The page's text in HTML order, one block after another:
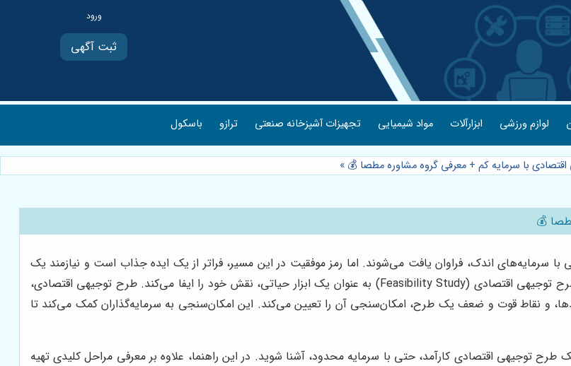
ثبت آگهی
لوازم ورزشی ابزارآلات مواد شیمیایی تجهیزات آشپزخانه صنعتی ترازو باسکول
با سرمایه کم + معرفی گروه مشاوره مطصا 💰 »
💰
با سرمایه‌های اندک، فراوان یافت می‌شوند. اما رمز موفقیت در این مسیر، فراتر از یک ایده جذاب است و نیازمند یک
برنامه‌ریزی جامع و درک عمیق از تمام ابعاد کسب و کار است. اینجاست که طرح توجیهی اقتصادی (Feasibility Study) به عنوان یک ابزار حیاتی، نقش خود را ایفا می‌کند. طرح توجیهی اقتصادی،
و نقاط قوت و ضعف یک طرح، امکان‌سنجی آن را تعیین می‌کند. این امکان‌سنجی به سرمایه‌گذاران کمک می‌کند تا
توجیهی اقتصادی کارآمد، حتی با سرمایه محدود، آشنا شوید. در این راهنما، علاوه بر معرفی مراحل کلیدی تهیه